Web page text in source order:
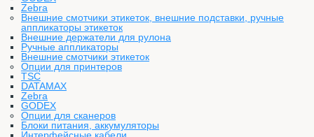
Zebra
Внешние смотчики этикеток, внешние подставки, ручные
аппликаторы этикеток
Внешние держатели для рулона
Ручные аппликаторы
Внешние смотчики этикеток
Опции для принтеров
TSC
DATAMAX
Zebra
GODEX
Опции для сканеров
Блоки питания, аккумуляторы